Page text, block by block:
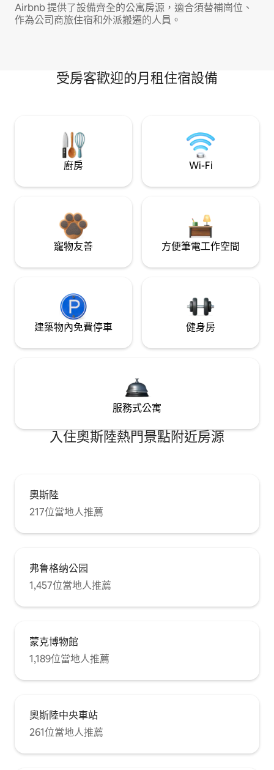
Airbnb 提供了設備齊全的公寓房源，適合須替補崗位、
作為公司商旅住宿和外派搬遷的人員。
受房客歡迎的月租住宿設備
廚房 Wi-Fi
寵物友善 方便筆電工作空間
建築物內免費停車 健身房
服務式公寓
入住奧斯陸熱門景點附近房源
奧斯陸
217位當地人推薦
弗鲁格纳公园
1,457位當地人推薦
蒙克博物館
1,189位當地人推薦
奧斯陸中央車站
261位當地人推薦